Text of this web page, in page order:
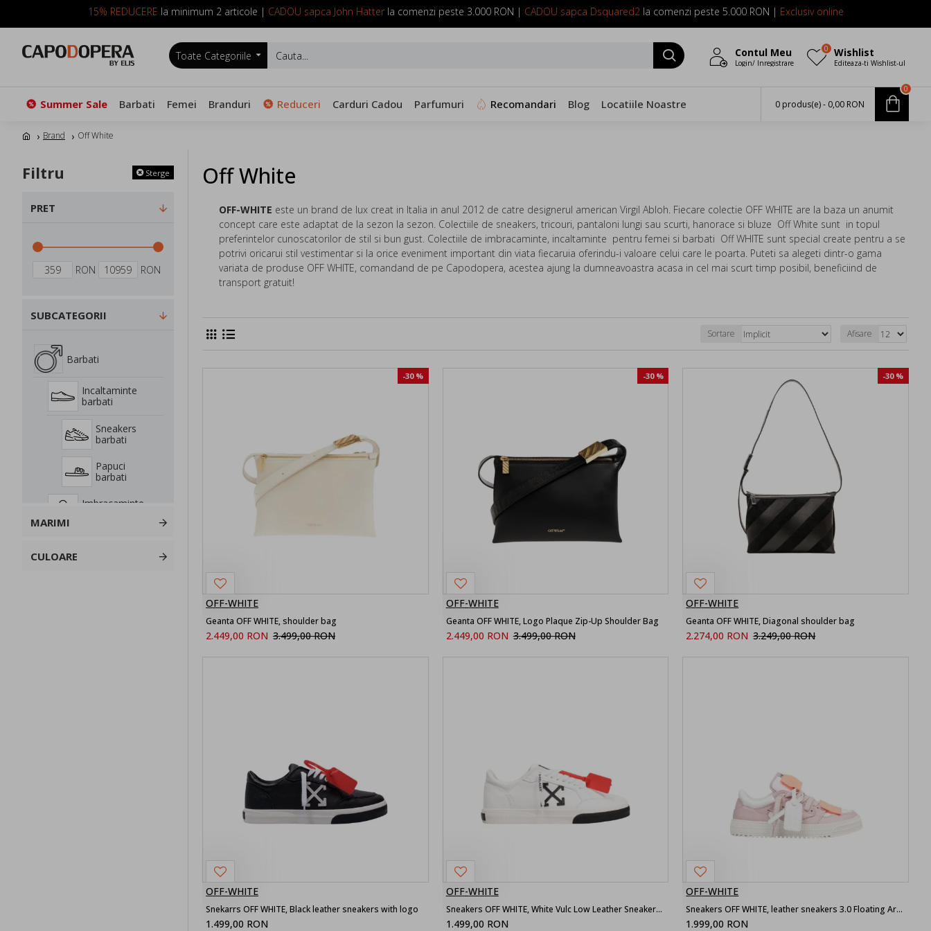
15% REDUCERE la minimum 2 articole | CADOU sapca John Hatterla comenzi peste 3.000 RON | CADOU sapca Dsquared2la comenzi peste 5.000 RON | Exclusiv online
SUNA ACUM: 0799 098 088
Toate Categoriile Contul Meu
Login/ Inregistrare
Wishlist
Editeaza-ti Wishlist-ul
0
Summer Sale Barbati Femei Branduri Reduceri Carduri Cadou Parfumuri Recomandari Blog Locatiile Noastre 0 produs(e) - 0,00 RON
0
Brand Off White
Filtru Sterge
PRET
RON RON
SUBCATEGORII
Barbati
Incaltaminte
barbati
Sneakers
barbati
Papuci
barbati
Imbracaminte
CULOARE
MARIMI
Off White
OFF-WHITE este un brand de lux creat in Italia in anul 2012 de catre designerul american Virgil Abloh. Fiecare colectie OFF WHITE are la baza un anumit
concept care este adaptat de la sezon la sezon. Colectiile de sneakers, tricouri, pantaloni lungi sau scurti, hanorace si bluze Off White sunt in topul
preferintelor cunoscatorilor de stil si bun gust. Colectiile de imbracaminte, incaltaminte pentru femei si barbati Off WHITE sunt special create pentru a se
potrivi oricarui stil vestimentar si la orice eveniment important din viata fiecaruia oferindu-i valoare celui care le poarta. Puteti sa alegeti dintr-o gama
variata de produse OFF WHITE, comandand de pe Capodopera, acestea ajung la dumneavoastra acasa in cel mai scurt timp posibil, beneficiind de
transport gratuit!
Sortare Afisare
-30 %
OFF-WHITE
Geanta OFF WHITE, shoulder bag
2.449,00 RON 3.499,00 RON
-30 %
OFF-WHITE
Geanta OFF WHITE, Logo Plaque Zip-Up Shoulder Bag
2.449,00 RON 3.499,00 RON
-30 %
OFF-WHITE
Geanta OFF WHITE, Diagonal shoulder bag
2.274,00 RON 3.249,00 RON
OFF-WHITE
Snekarrs OFF WHITE, Black leather sneakers with logo
1.499,00 RON
OFF-WHITE
Sneakers OFF WHITE, White Vulc Low Leather Sneakers with Emblem
1.499,00 RON
OFF-WHITE
Sneakers OFF WHITE, leather sneakers 3.0 Floating Arrow, Pink
1.999,00 RON